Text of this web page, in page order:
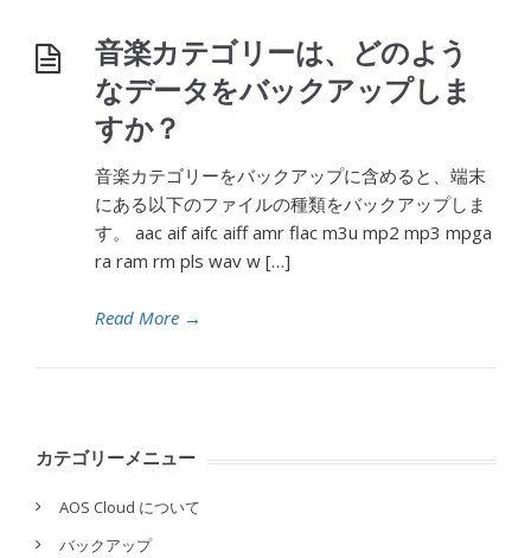
音楽カテゴリーは、どのよう
なデータをバックアップしま
すか？
音楽カテゴリーをバックアップに含めると、端末
にある以下のファイルの種類をバックアップしま
す。 aac aif aifc aiff amr flac m3u mp2 mp3 mpga
ra ram rm pls wav w […]
Read More →
カテゴリーメニュー
AOS Cloud について
バックアップ